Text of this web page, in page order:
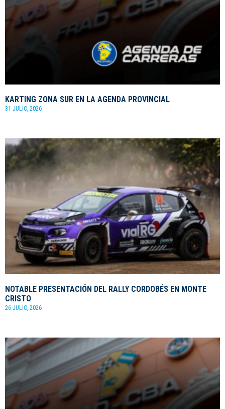
KARTING ZONA SUR EN LA AGENDA PROVINCIAL
31 JULIO, 2026
NOTABLE PRESENTACIÓN DEL RALLY CORDOBÉS EN MONTE
CRISTO
26 JULIO, 2026